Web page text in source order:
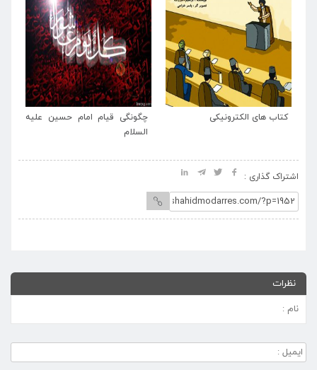
کتاب های الکترونیکی
چگونگی قیام امام حسین علیه
السلام
اشتراک گذاری :
نظرات